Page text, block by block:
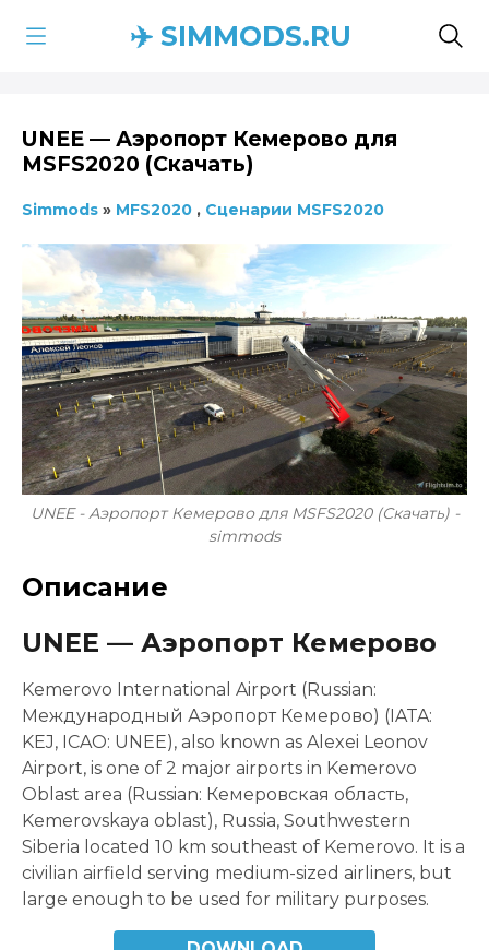
✈️ SIMMODS.RU
UNEE — Аэропорт Кемерово для
MSFS2020 (Скачать)
Simmods » MFS2020 , Сценарии MSFS2020
UNEE - Аэропорт Кемерово для MSFS2020 (Скачать) -
simmods
Описание
UNEE — Аэропорт Кемерово
Kemerovo International Airport (Russian:
Международный Аэропорт Кемерово) (IATA:
KEJ, ICAO: UNEE), also known as Alexei Leonov
Airport, is one of 2 major airports in Kemerovo
Oblast area (Russian: Кемеровская область,
Kemerovskaya oblast), Russia, Southwestern
Siberia located 10 km southeast of Kemerovo. It is a
civilian airfield serving medium-sized airliners, but
large enough to be used for military purposes.